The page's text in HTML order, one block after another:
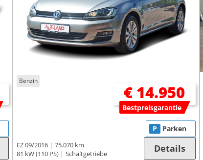
Benzin
€ 14.950
Bestpreisgarantie
EZ 09/2016
75.070 km
81 kW (110 PS)
Schaltgetriebe
P Parken
Details